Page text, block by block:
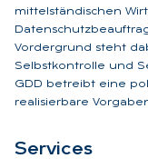
mittelständischen
Vordergrund steht
Selbstkontrolle und
GDD betreibt eine
realisierbare
Ser­vices